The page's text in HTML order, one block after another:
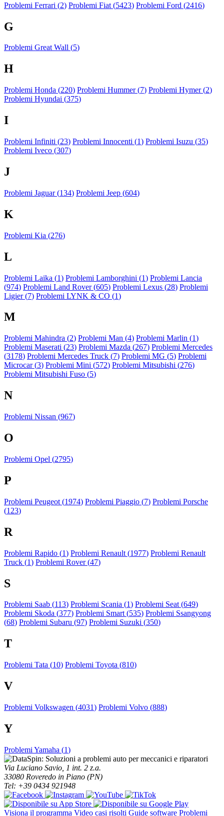
Problemi Ferrari (2) Problemi Fiat (5423) Problemi Ford (2416)
G
Problemi Great Wall (5)
H
Problemi Honda (220) Problemi Hummer (7) Problemi Hymer (2)
Problemi Hyundai (375)
I
Problemi Infiniti (23) Problemi Innocenti (1) Problemi Isuzu (35)
Problemi Iveco (307)
J
Problemi Jaguar (134) Problemi Jeep (604)
K
Problemi Kia (276)
L
Problemi Laika (1) Problemi Lamborghini (1) Problemi Lancia
(974) Problemi Land Rover (605) Problemi Lexus (28) Problemi
Ligier (7) Problemi LYNK & CO (1)
M
Problemi Mahindra (2) Problemi Man (4) Problemi Marlin (1)
Problemi Maserati (23) Problemi Mazda (267) Problemi Mercedes
(3178) Problemi Mercedes Truck (7) Problemi MG (5) Problemi
Microcar (3) Problemi Mini (572) Problemi Mitsubishi (276)
Problemi Mitsubishi Fuso (5)
N
Problemi Nissan (967)
O
Problemi Opel (2795)
P
Problemi Peugeot (1974) Problemi Piaggio (7) Problemi Porsche
(123)
R
Problemi Rapido (1) Problemi Renault (1977) Problemi Renault
Truck (1) Problemi Rover (47)
S
Problemi Saab (113) Problemi Scania (1) Problemi Seat (649)
Problemi Skoda (377) Problemi Smart (535) Problemi Ssangyong
(68) Problemi Subaru (97) Problemi Suzuki (350)
T
Problemi Tata (10) Problemi Toyota (810)
V
Problemi Volkswagen (4031) Problemi Volvo (888)
Y
Problemi Yamaha (1)
Via Luciano Savio, 1 int. 2 z.a.
33080 Roveredo in Piano (PN)
Tel: +39 0434 921948
Visiona il programma Video casi risolti Guide software Problemi